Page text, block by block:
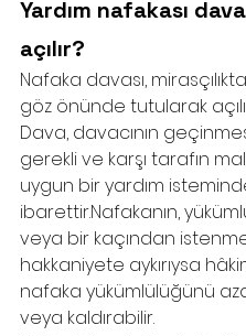
Yardım nafakası
açılır?
Nafaka davası,
göz önünde tutularak
Dava, davacının
gerekli ve karşı tarafın
uygun bir yardım
ibarettir.Nafakanın,
veya bir kaçından
hakkaniyete aykırıysa
nafaka yükümlülüğünü
veya kaldırabilir.